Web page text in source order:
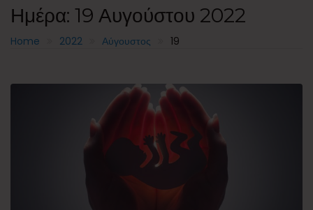
Ημέρα: 19 Αυγούστου 2022
Home 2022 Αύγουστος 19